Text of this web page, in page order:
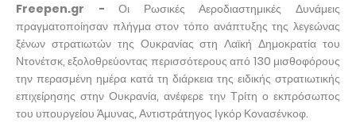
Freepen.gr - Οι Ρωσικές Αεροδιαστημικές Δυνάμεις
πραγματοποίησαν πλήγμα στον τόπο ανάπτυξης της λεγεώνας
ξένων στρατιωτών της Ουκρανίας στη Λαϊκή Δημοκρατία του
Ντονέτσκ, εξολοθρεύοντας περισσότερους από 130 μισθοφόρους
την περασμένη ημέρα κατά τη διάρκεια της ειδικής στρατιωτικής
επιχείρησης στην Ουκρανία, ανέφερε την Τρίτη ο εκπρόσωπος
του υπουργείου Άμυνας, Αντιστράτηγος Ιγκόρ Κονασένκοφ.